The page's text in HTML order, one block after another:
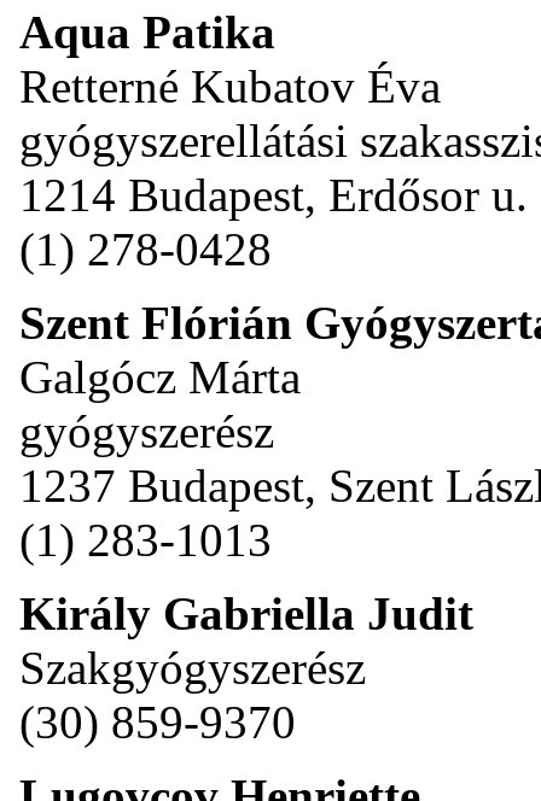
Aqua Patika
Retterné Kubatov Éva
gyógyszerellátási
1214 Budapest, Erdősor
(1) 278-0428
Szent Flórián
Galgócz Márta
gyógyszerész
1237 Budapest, Szent
(1) 283-1013
Király Gabriella Judit
Szakgyógyszerész
(30) 859-9370